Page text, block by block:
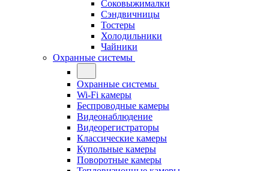
Соковыжималки
Сэндвичницы
Тостеры
Холодильники
Чайники
Охранные системы
Охранные системы
Wi-Fi камеры
Беспроводные камеры
Видеонаблюдение
Видеорегистраторы
Классические камеры
Купольные камеры
Поворотные камеры